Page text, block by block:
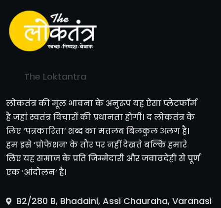
The Loktantra
लोकतंत्र की मूल भावना के अनुरूप यह ऐसा प्लेटफॉर्म
है जहां स्वतंत्र विचारों की प्रधानता होगी। द लोकतंत्र के
लिए ‘पत्रकारिता’ शब्द का मतलब बिलकुल अलग है।
हम इसे ‘प्रोफेशन’ के तौर पर नहीं देखते बल्कि हमारे
लिए यह समाज के प्रति जिम्मेदारी और जवाबदेही से पूर्ण
एक ‘आंदोलन’ है।
B2/280 B, Bhadaini, Assi Chauraha, Varanasi